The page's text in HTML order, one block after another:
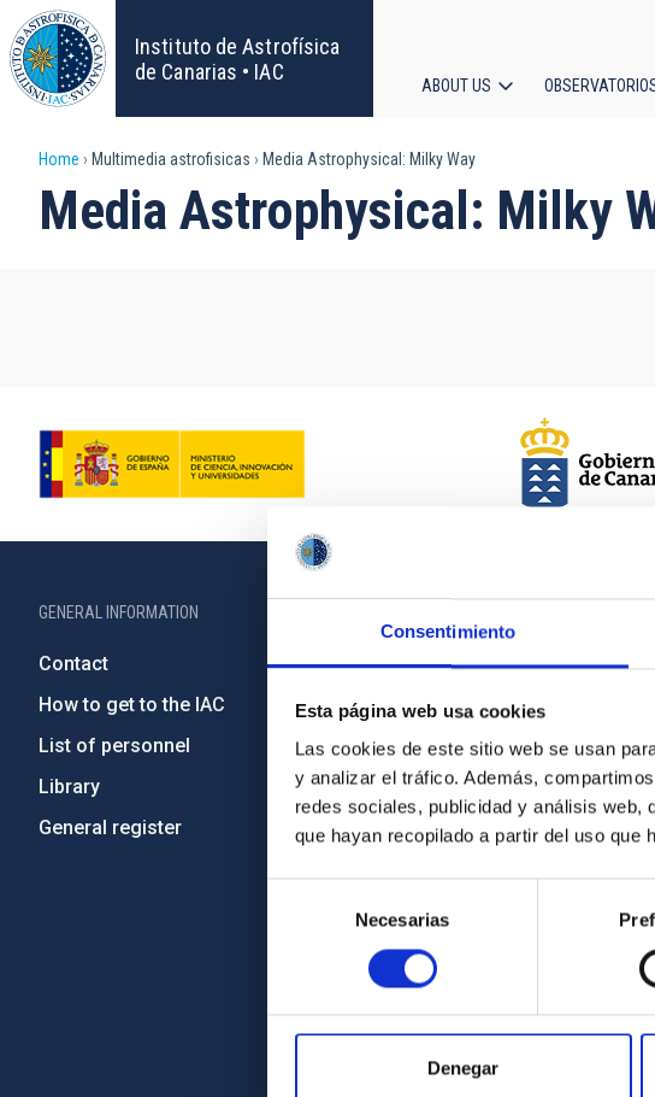
Consentimiento
Esta página web usa cookies
Las cookies de este sitio web se usan
y analizar el tráfico. Además,
redes sociales, publicidad y análisis web,
que hayan recopilado a partir del uso que
consentimiento
Necesarias
Denegar
Skip
to
main
content
Instituto de Astrofísica
de Canarias • IAC
navigation
ABOUT US
Breadcrumb
Home Multimedia astrofisicas Media Astrophysical: Milky Way
Media Astrophysical: Milky
GENERAL INFORMATION
Contact
How to get to the IAC
List of personnel
Library
General register
Legislation
Transparency
Code of ethics and
Gender equality and
Environment and
Severo Ochoa
IAC Friends